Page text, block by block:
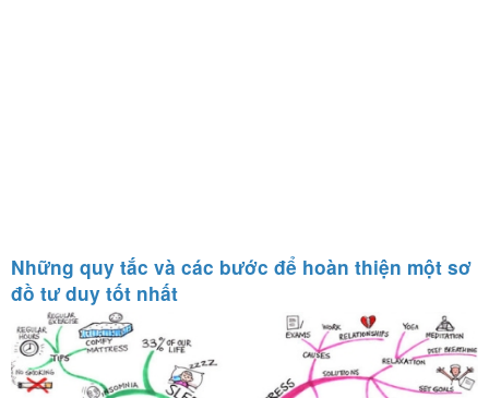
Những quy tắc và các bước để hoàn thiện một sơ
đồ tư duy tốt nhất